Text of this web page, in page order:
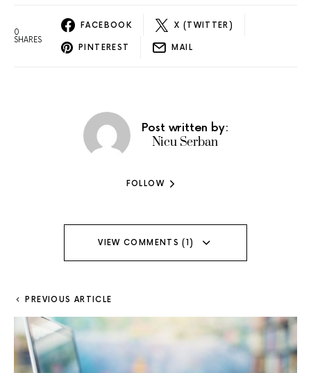
0
SHARES
FACEBOOK X (TWITTER)
PINTEREST MAIL
Post written by:
Nicu Serban
FOLLOW
VIEW COMMENTS (1)
PREVIOUS ARTICLE